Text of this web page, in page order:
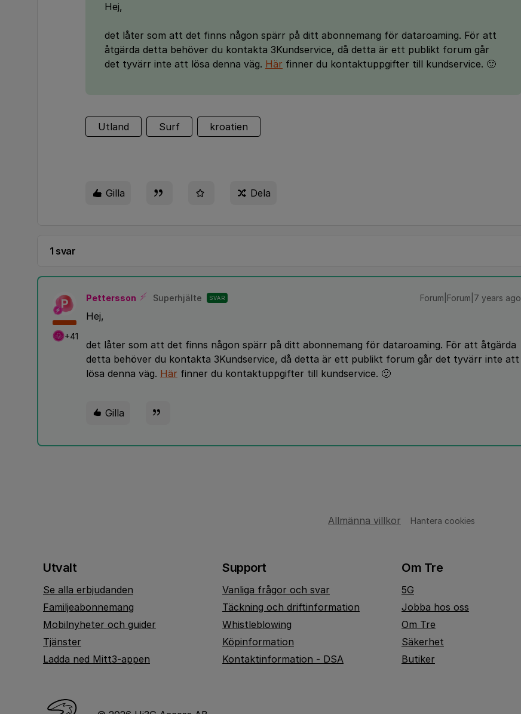
Hej,
det låter som att det finns någon spärr på ditt abonnemang för dataroaming. För att
åtgärda detta behöver du kontakta 3Kundservice, då detta är ett publikt forum går
det tyvärr inte att lösa denna väg. Här finner du kontaktuppgifter till kundservice. 🙂
Utland Surf kroatien
Gilla Dela
1 svar
P
+41
Pettersson Superhjälte SVAR Forum|Forum|7 years ago
Hej,
det låter som att det finns någon spärr på ditt abonnemang för dataroaming. För att åtgärda
detta behöver du kontakta 3Kundservice, då detta är ett publikt forum går det tyvärr inte att
lösa denna väg. Här finner du kontaktuppgifter till kundservice. 🙂
Gilla
Allmänna villkor Hantera cookies
Utvalt
Se alla erbjudanden
Familjeabonnemang
Mobilnyheter och guider
Tjänster
Ladda ned Mitt3-appen
Support
Vanliga frågor och svar
Täckning och driftinformation
Whistleblowing
Köpinformation
Kontaktinformation - DSA
Om Tre
5G
Jobba hos oss
Om Tre
Säkerhet
Butiker